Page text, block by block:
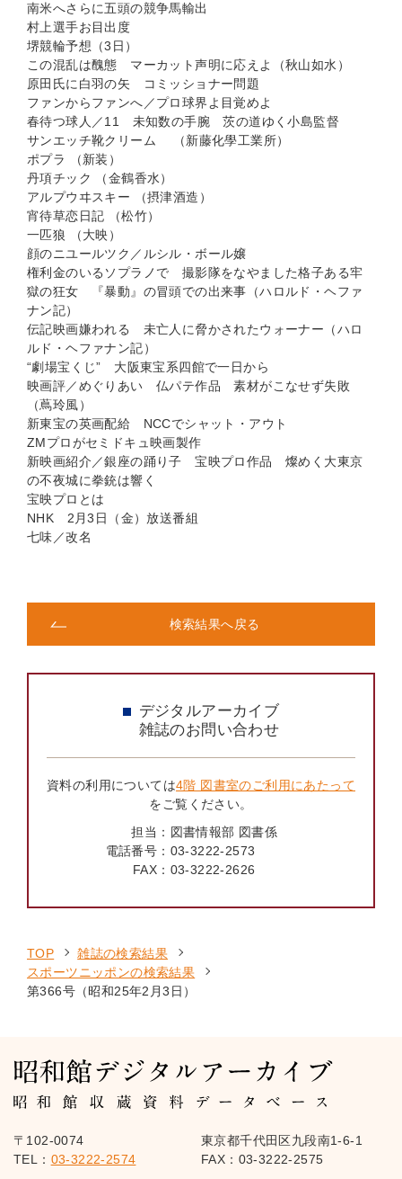
南米へさらに五頭の競争馬輸出
村上選手お目出度
堺競輪予想（3日）
この混乱は醜態 マーカット声明に応えよ（秋山如水）
原田氏に白羽の矢 コミッショナー問題
ファンからファンへ／プロ球界よ目覚めよ
春待つ球人／11 未知数の手腕 茨の道ゆく小島監督
サンエッチ靴クリーム （新藤化學工業所）
ポプラ （新装）
丹項チック （金鶴香水）
アルプウヰスキー （摂津酒造）
宵待草恋日記 （松竹）
一匹狼 （大映）
顔のニユールツク／ルシル・ボール嬢
権利金のいるソプラノで 撮影隊をなやました格子ある牢
獄の狂女 『暴動』の冒頭での出来事（ハロルド・ヘファ
ナン記）
伝記映画嫌われる 未亡人に脅かされたウォーナー（ハロ
ルド・ヘファナン記）
“劇場宝くじ” 大阪東宝系四館で一日から
映画評／めぐりあい 仏パテ作品 素材がこなせず失敗
（蔦玲風）
新東宝の英画配給 NCCでシャット・アウト
ZMプロがセミドキュ映画製作
新映画紹介／銀座の踊り子 宝映プロ作品 燦めく大東京
の不夜城に拳銃は響く
宝映プロとは
NHK 2月3日（金）放送番組
七味／改名
検索結果へ戻る
デジタルアーカイブ
雑誌のお問い合わせ
資料の利用については4階 図書室のご利用にあたって
をご覧ください。
担当： 図書情報部 図書係
電話番号： 03-3222-2573
FAX： 03-3222-2626
TOP
雑誌の検索結果
スポーツニッポンの検索結果
第366号（昭和25年2月3日）
〒102-0074
東京都千代田区九段南1-6-1
TEL： 03-3222-2574 FAX：03-3222-2575